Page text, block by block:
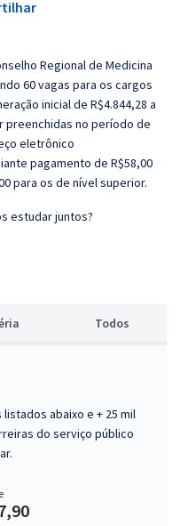
Regional de Medicina
60 vagas para os cargos
inicial de R$4.844,28 a
preenchidas no período de
eletrônico
pagamento de R$58,00
para os de nível superior.
estudar juntos?
Todos
abaixo e + 25 mil
do serviço público